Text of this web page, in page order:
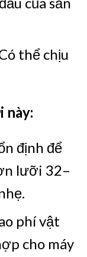
thể chịu
này:
định để
lưỡi 32–
phí vật
cho máy